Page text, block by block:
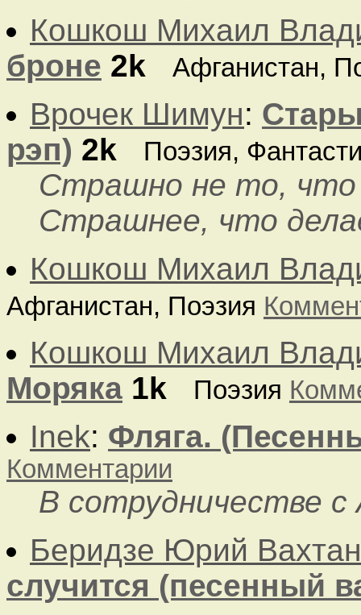
Кошкош Михаил
броне 2k Афганистан,
Врочек Шимун:
рэп) 2k Поэзия,
Страшно не то, что
Страшнее, что
Кошкош Михаил
Афганистан, Поэзия
Кошкош Михаил
Моряка 1k Поэзия
Inek: Фляга.
Комментарии
В сотрудничестве с
Беридзе Юрий
случится (песенный